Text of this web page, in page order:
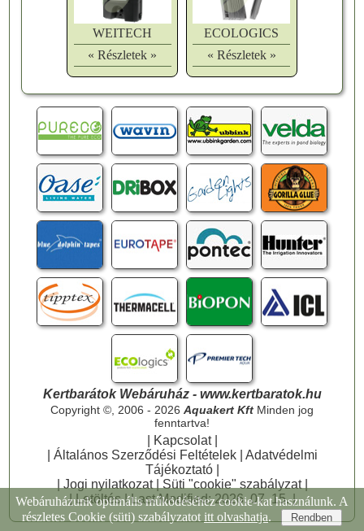
WEITECH
« Részletek »
ECOLOGICS
« Részletek »
Webáruházunk optimális működéséhez cookie-kat használunk. A
részletes Cookie (süti) szabályzatot itt olvashatja.
Kertbarátok Webáruház - www.kertbaratok.hu
Copyright ©, 2006 - 2026 Aquakert Kft Minden jog
fenntartva!
Kapcsolat|
Általános Szerződési Feltételek| Adatvédelmi
Tájékoztató|
Jogi nyilatkozat| Süti "cookie" szabályzat|
|Letöltés| Last Modified: 2026. 07. 15. |